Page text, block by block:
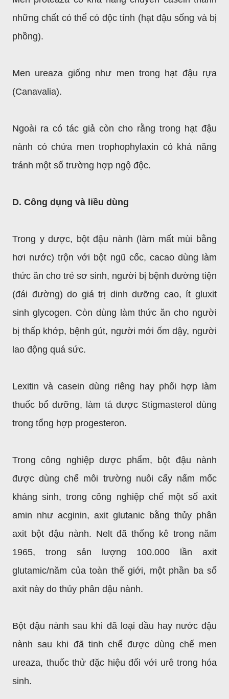
những chất có thể có độc tính (hạt đậu sống và bị
phồng).
Men ureaza giống như men trong hạt đậu rựa
(Canavalia).
Ngoài ra có tác giả còn cho rằng trong hạt đậu
nành có chứa men trophophylaxin có khả năng
tránh một số trường hợp ngộ độc.
D. Công dụng và liều dùng
Trong y dược, bột đậu nành (làm mất mùi bằng
hơi nước) trộn với bột ngũ cốc, cacao dùng làm
thức ăn cho trẻ sơ sinh, người bị bệnh đường tiện
(đái đường) do giá trị dinh dưỡng cao, ít gluxit
sinh glycogen. Còn dùng làm thức ăn cho người
bị thấp khớp, bệnh gút, người mới ốm dậy, người
lao động quá sức.
Lexitin và casein dùng riêng hay phối hợp làm
thuốc bổ dưỡng, làm tá dược Stigmasterol dùng
trong tổng hợp progesteron.
Trong công nghiệp dược phẩm, bột đậu nành
được dùng chế môi trường nuôi cấy nấm mốc
kháng sinh, trong công nghiệp chế một số axit
amin như acginin, axit glutanic bằng thủy phân
axit bột đậu nành. Nelt đã thống kê trong năm
1965, trong sản lượng 100.000 lần axit
glutamic/năm của toàn thế giới, một phần ba số
axit này do thủy phân dậu nành.
Bột đậu nành sau khi đã loại dầu hay nước đậu
nành sau khi đã tinh chế được dùng chế men
ureaza, thuốc thử đặc hiệu đối với urê trong hóa
sinh.